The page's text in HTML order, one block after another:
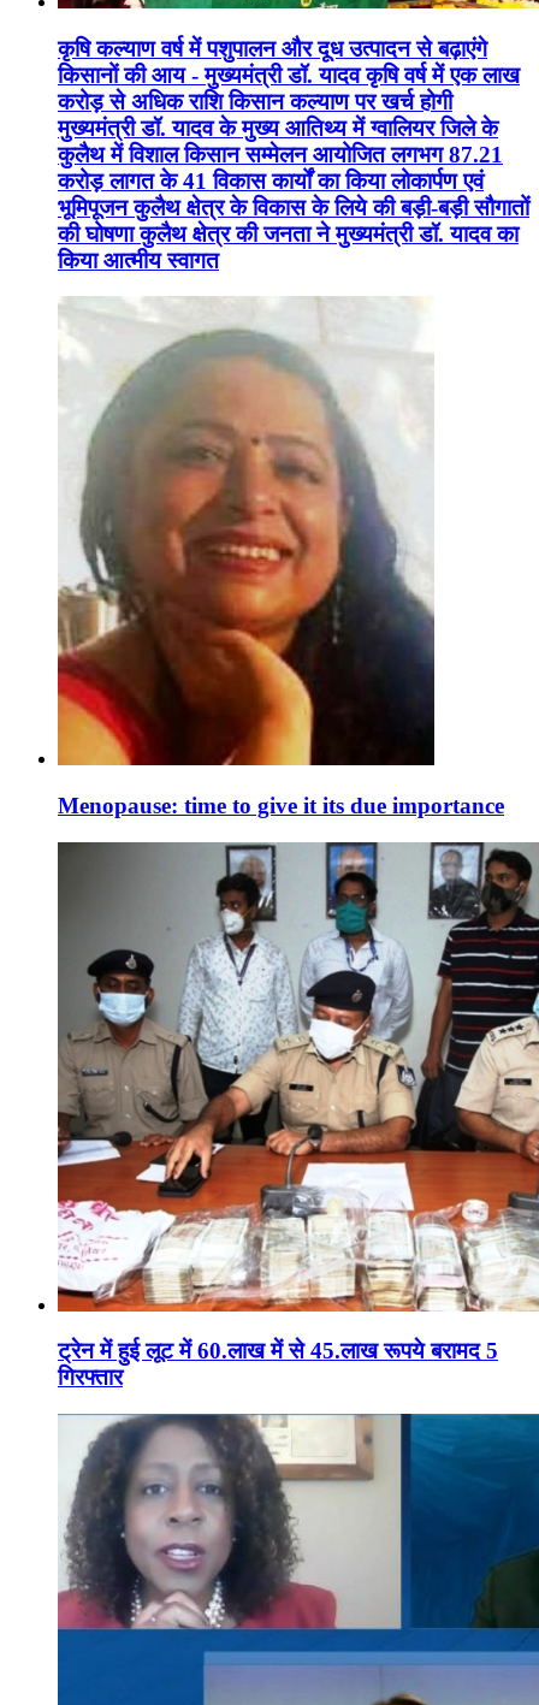
कृषि कल्याण वर्ष में पशुपालन और दूध उत्पादन से बढ़ाएंगे
किसानों की आय - मुख्यमंत्री डॉ. यादव कृषि वर्ष में एक लाख
करोड़ से अधिक राशि किसान कल्याण पर खर्च होगी
मुख्यमंत्री डॉ. यादव के मुख्य आतिथ्य में ग्वालियर जिले के
कुलैथ में विशाल किसान सम्मेलन आयोजित लगभग 87.21
करोड़ लागत के 41 विकास कार्यों का किया लोकार्पण एवं
भूमिपूजन कुलैथ क्षेत्र के विकास के लिये की बड़ी-बड़ी सौगातों
की घोषणा कुलैथ क्षेत्र की जनता ने मुख्यमंत्री डॉ. यादव का
किया आत्मीय स्वागत
Menopause: time to give it its due importance
ट्रेन में हुई लूट में 60.लाख में से 45.लाख रूपये बरामद 5
गिरफ्तार